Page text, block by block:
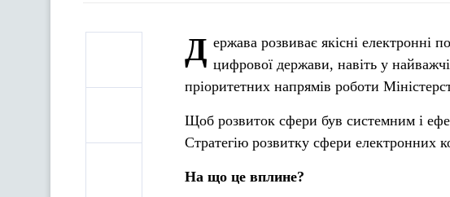
Д ержава розвиває якісні електронні
цифрової держави, навіть у
пріоритетних напрямів роботи
Щоб розвиток сфери був системним і
Стратегію розвитку сфери електронних
На що це вплине?